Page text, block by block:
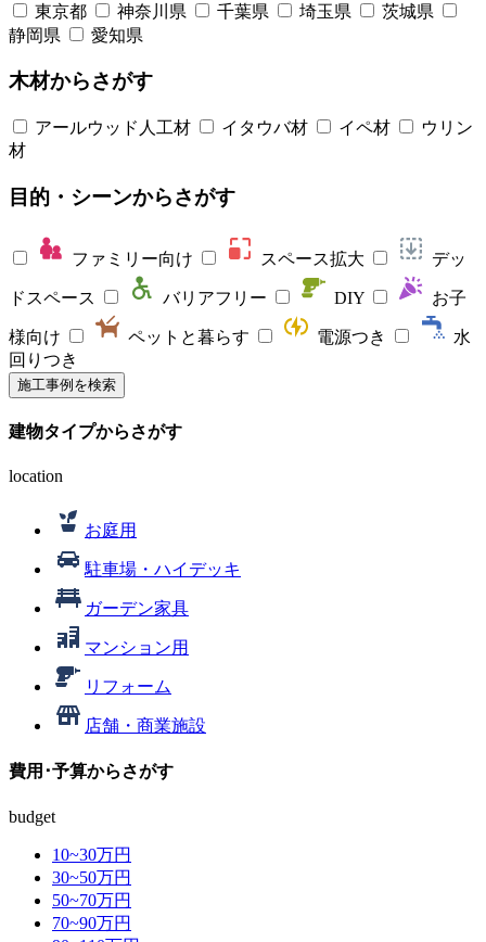
東京都 神奈川県 千葉県 埼玉県
茨城県
静岡県
愛知県
木材からさがす
アールウッド人工材 イタウバ材 イペ材
ウリン
材
目的・シーンからさがす
ファミリー向け スペース拡大 デッ
ドスペース バリアフリー DIY お子
様向け ペットと暮らす 電源つき
水
回りつき
施工事例を検索
建物タイプからさがす
location
お庭用
駐車場・ハイデッキ
ガーデン家具
マンション用
リフォーム
店舗・商業施設
費用･予算からさがす
budget
10~30万円
30~50万円
50~70万円
70~90万円